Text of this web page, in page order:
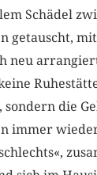
Schädel
getauscht,
neu
sondern die
immer